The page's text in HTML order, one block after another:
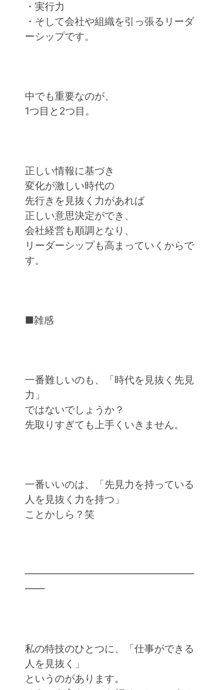
・実行力
・そして会社や組織を引っ張るリーダ
ーシップです。
中でも重要なのが、
1つ目と2つ目。
正しい情報に基づき
変化が激しい時代の
先行きを見抜く力があれば
正しい意思決定ができ、
会社経営も順調となり、
リーダーシップも高まっていくからで
す。
■雑感
一番難しいのも、「時代を見抜く先見
力」
ではないでしょうか？
先取りすぎても上手くいきません。
一番いいのは、「先見力を持っている
人を見抜く力を持つ」
ことかしら？笑
━━━━━━━━━━━━━━━━━
━━
私の特技のひとつに、「仕事ができる
人を見抜く」
というのがあります。